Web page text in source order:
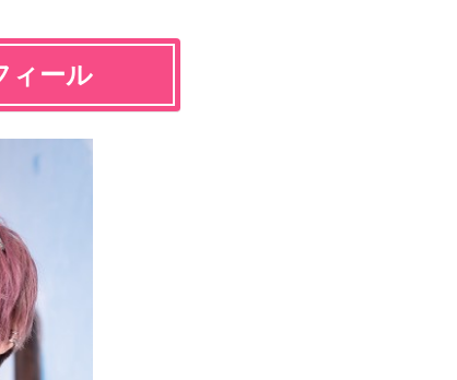
ィール